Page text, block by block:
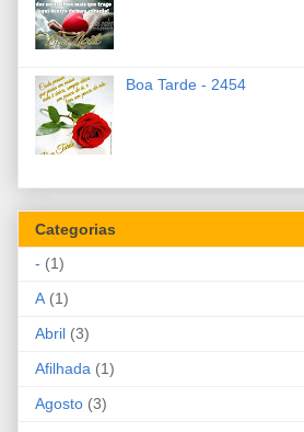
Boa Tarde - 2454
Categorias
- (1)
A (1)
Abril (3)
Afilhada (1)
Agosto (3)